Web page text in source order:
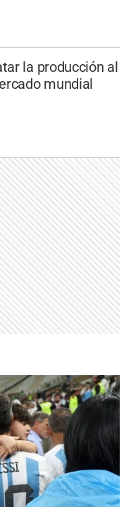
la producción al
mundial